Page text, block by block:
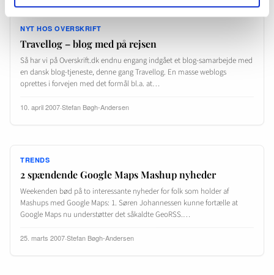
NYT HOS OVERSKRIFT
Travellog – blog med på rejsen
Så har vi på Overskrift.dk endnu engang indgået et blog-samarbejde med
en dansk blog-tjeneste, denne gang Travellog. En masse weblogs
oprettes i forvejen med det formål bl.a. at…
10. april 2007·Stefan Bøgh-Andersen
TRENDS
2 spændende Google Maps Mashup nyheder
Weekenden bød på to interessante nyheder for folk som holder af
Mashups med Google Maps: 1. Søren Johannessen kunne fortælle at
Google Maps nu understøtter det såkaldte GeoRSS.…
25. marts 2007·Stefan Bøgh-Andersen